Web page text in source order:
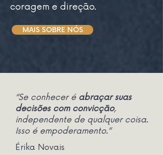
coragem e direção.
MAIS SOBRE NÓS
“Se conhecer é abraçar suas
decisões com convicção,
independente de qualquer coisa.
Isso é empoderamento.”
Érika Novais